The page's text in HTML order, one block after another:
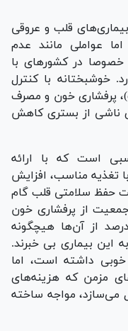
قلب و عروقی
عواملی مانند عدم
در کشور‌های با
خوشبختانه با کنترل
پرفشاری خون و مصرف
ناشی از بستری کاهش
است که با ارائه
تغذیه مناسب، افزایش
حفظ سلامتی قلب گام
ما حدود ۲۴ درصد جمعیت از پرفشاری خون
رنج می‌برند که متاسفانه حدود ۵۰ درصد از آن‌ها هیچگونه
به این بیماری بی خبرند.
داشته است، اما
مزمن که هزینه‌های
می‌سازد، مواجه ساخته